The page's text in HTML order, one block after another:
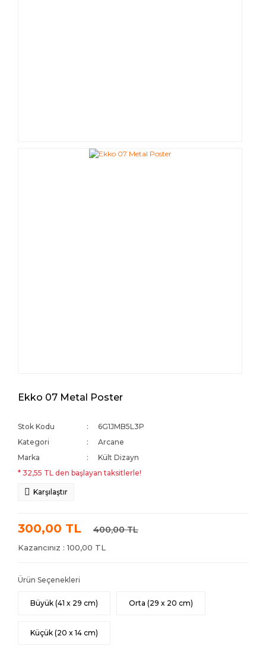
Ekko 07 Metal Poster
Stok Kodu
6G1JMB5L3P
Kategori
Arcane
Marka
Kült Dizayn
* 32,55 TL den başlayan taksitlerle!
Karşılaştır
300,00 TL 400,00 TL
Kazancınız : 100,00 TL
Ürün Seçenekleri
Büyük (41 x 29 cm) Orta (29 x 20 cm)
Küçük (20 x 14 cm)